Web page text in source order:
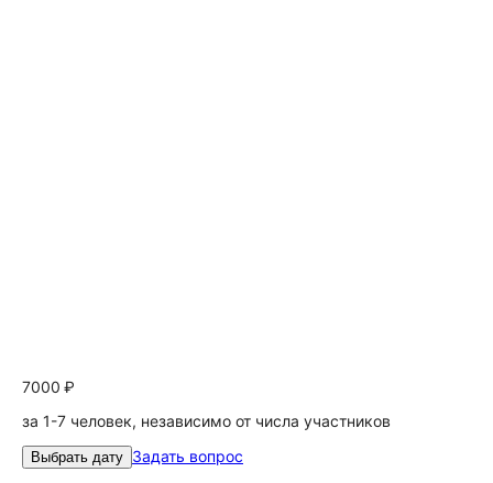
7000 ₽
за 1-7 человек, независимо от числа участников
Выбрать дату Задать вопрос